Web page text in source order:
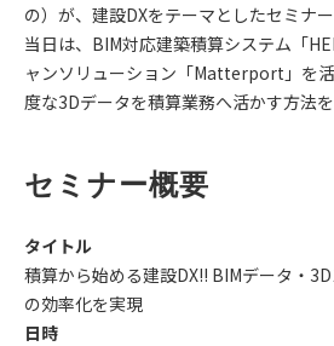
採用情報
の）が、建設DXをテーマとしたセミナ
当日は、BIM対応建築積算システム「
ャンソリューション「Matterport」を
度な3Dデータを積算業務へ活かす方法を
セミナー概要
タイトル
積算から始める建設DX!! BIMデータ・
の効率化を実現
日時